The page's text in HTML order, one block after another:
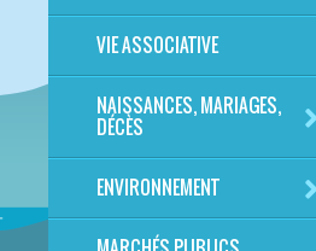
VIE ASSOCIATIVE
NAISSANCES, MARIAGES,
DÉCÈS
ENVIRONNEMENT